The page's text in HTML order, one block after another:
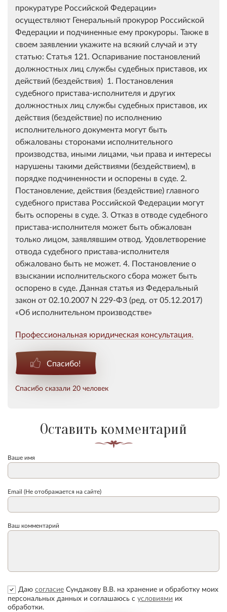
прокуратуре Российской Федерации»
осуществляют Генеральный прокурор Российской
Федерации и подчиненные ему прокуроры. Также в
своем заявлении укажите на всякий случай и эту
статью: Статья 121. Оспаривание постановлений
должностных лиц службы судебных приставов, их
действий (бездействия) 1. Постановления
судебного пристава-исполнителя и других
должностных лиц службы судебных приставов, их
действия (бездействие) по исполнению
исполнительного документа могут быть
обжалованы сторонами исполнительного
производства, иными лицами, чьи права и интересы
нарушены такими действиями (бездействием), в
порядке подчиненности и оспорены в суде. 2.
Постановление, действия (бездействие) главного
судебного пристава Российской Федерации могут
быть оспорены в суде. 3. Отказ в отводе судебного
пристава-исполнителя может быть обжалован
только лицом, заявлявшим отвод. Удовлетворение
отвода судебного пристава-исполнителя
обжаловано быть не может. 4. Постановление о
взыскании исполнительского сбора может быть
оспорено в суде. Данная статья из Федеральный
закон от 02.10.2007 N 229-ФЗ (ред. от 05.12.2017)
«Об исполнительном производстве»​
Профессиональная юридическая консультация.
Спасибо!
Спасибо сказали 20 человек
Оставить комментарий
Ваше имя
Email (Не отображается на сайте)
Ваш комментарий
Даю согласие Сундакову В.В. на хранение и обработку моих
персональных данных и соглашаюсь с условиями их
обработки.